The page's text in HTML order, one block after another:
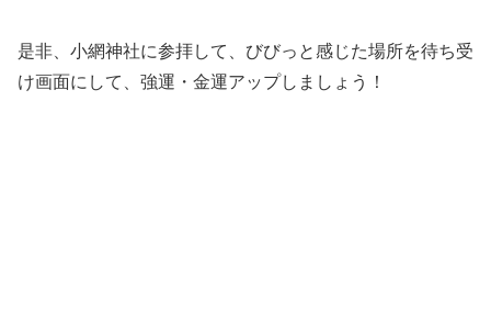
是非、小網神社に参拝して、びびっと感じた場所を待ち受
け画面にして、強運・金運アップしましょう！